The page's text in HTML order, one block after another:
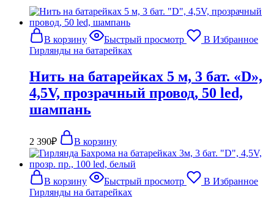
В корзину Быстрый просмотр
В Избранное
Гирлянды на батарейках
Нить на батарейках 5 м, 3 бат. «D»,
4,5V, прозрачный провод, 50 led,
шампань
2 390₽ В корзину
В корзину Быстрый просмотр
В Избранное
Гирлянды на батарейках